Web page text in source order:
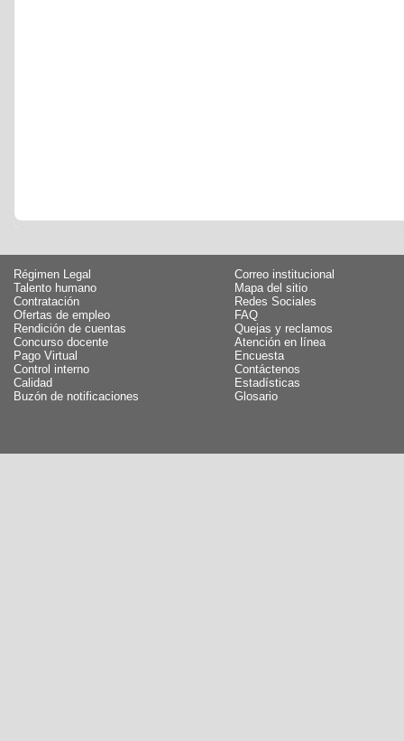
Régimen Legal
Talento humano
Contratación
Ofertas de empleo
Rendición de cuentas
Concurso docente
Pago Virtual
Control interno
Calidad
Buzón de notificaciones
Correo institucional
Mapa del sitio
Redes Sociales
FAQ
Quejas y reclamos
Atención en línea
Encuesta
Contáctenos
Estadísticas
Glosario